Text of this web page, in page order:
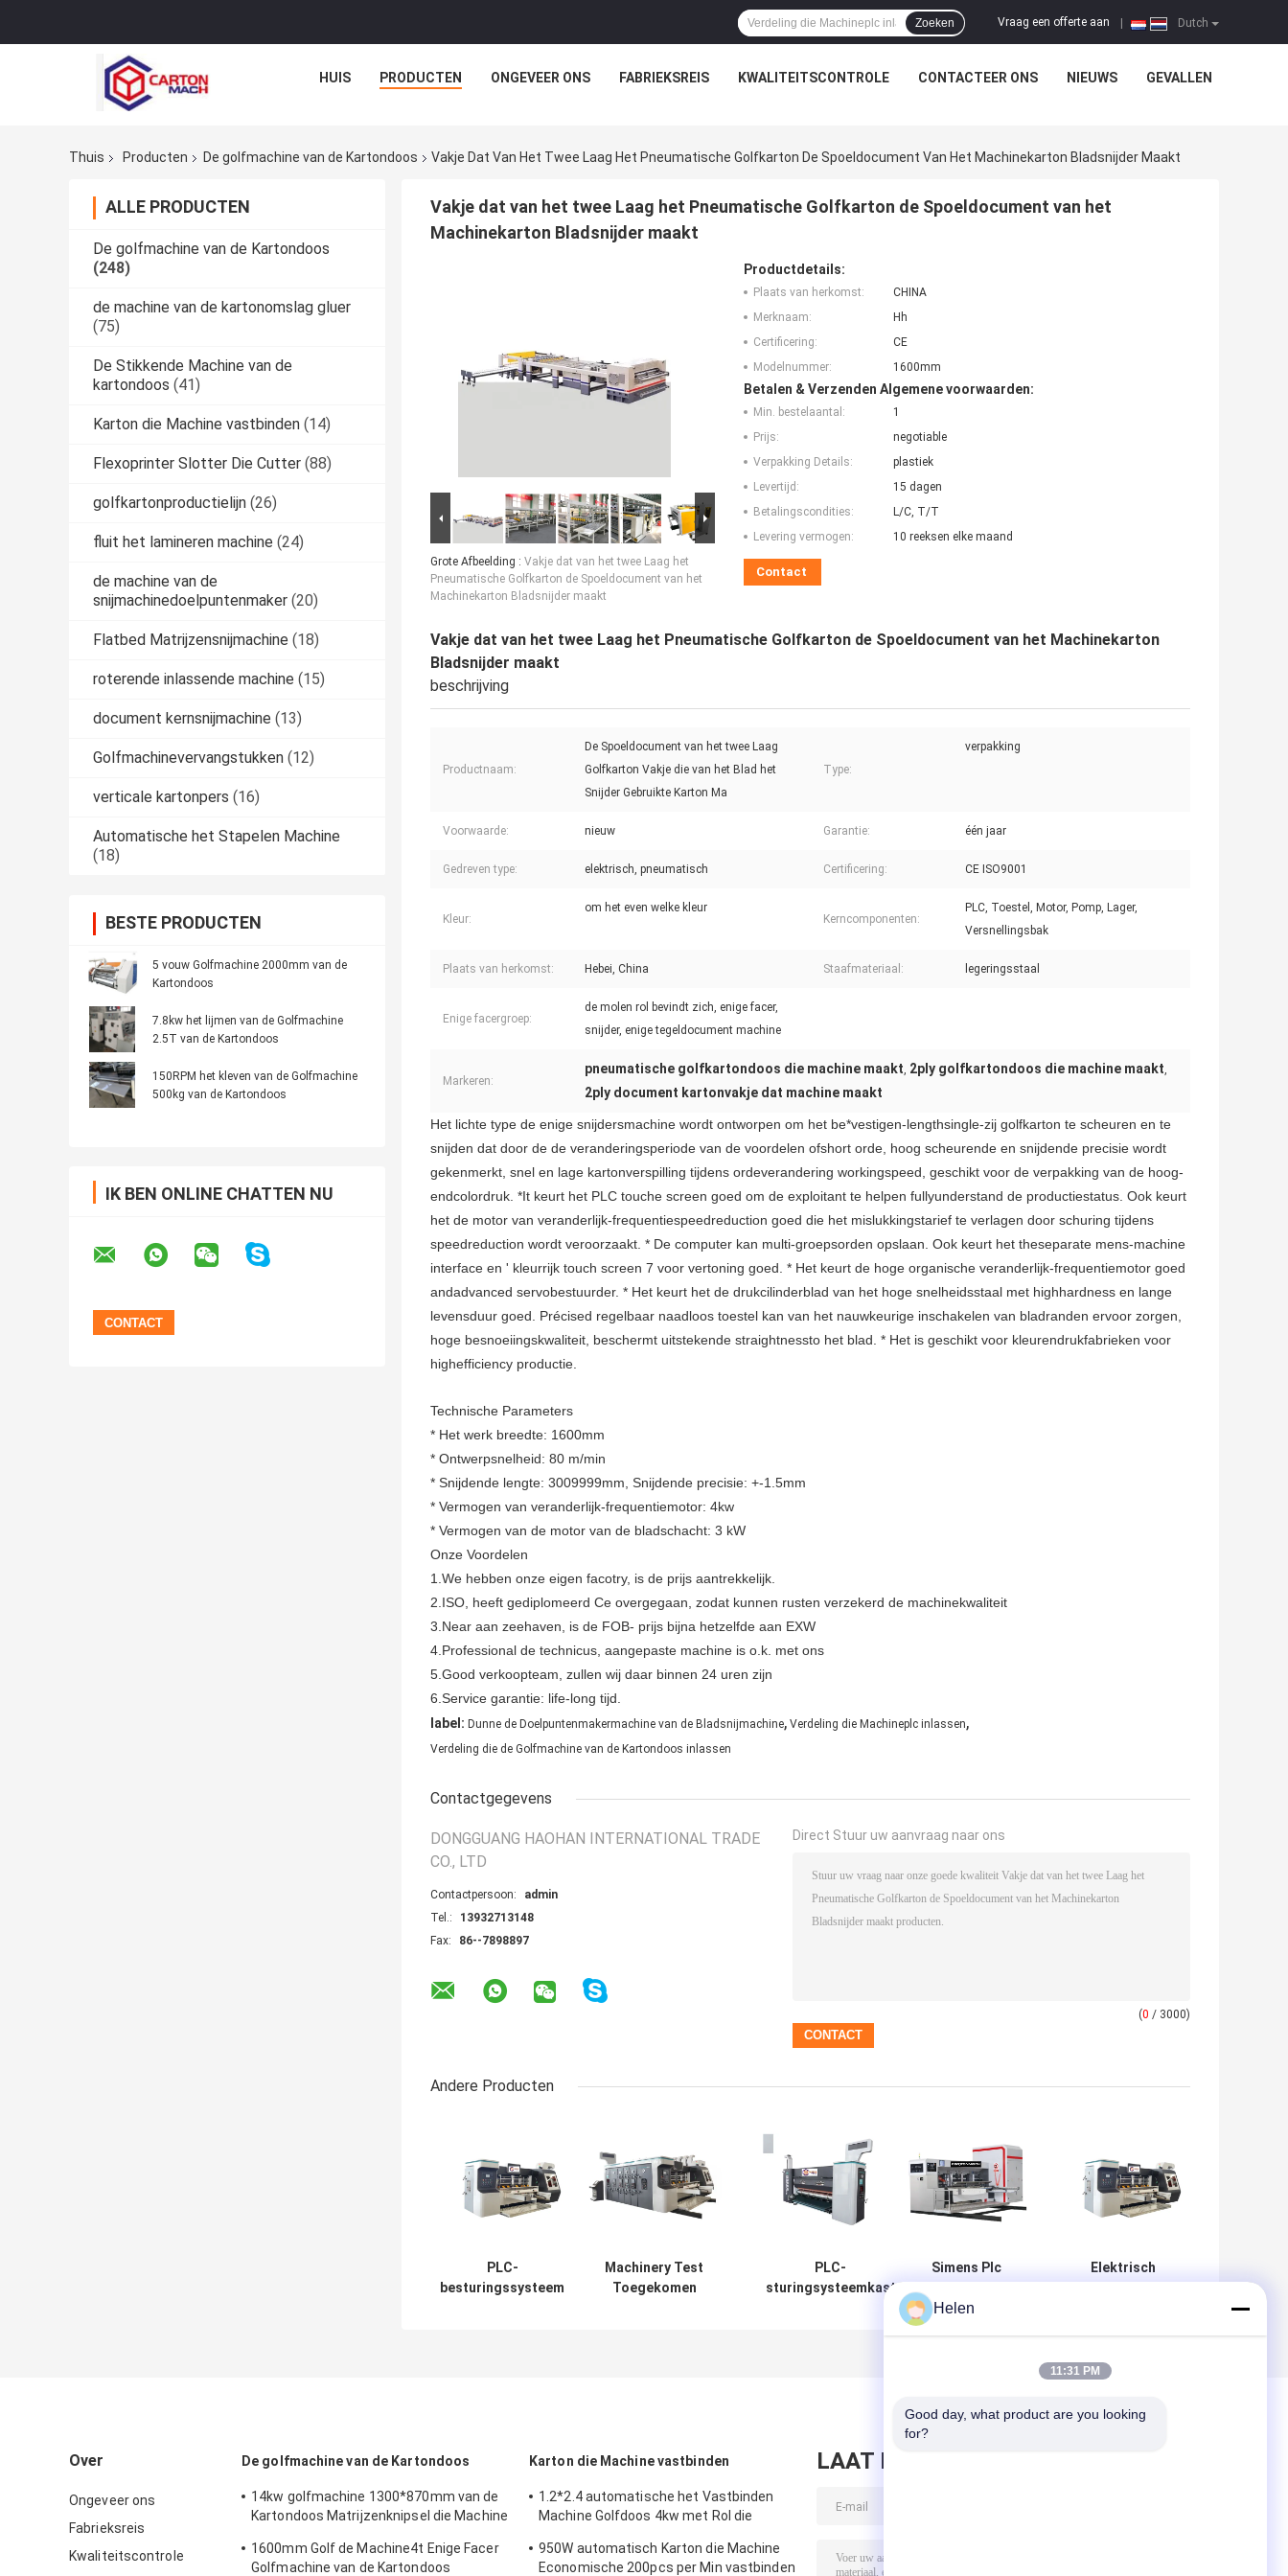
Dutch
Vraag een offerte aan
Zoeken
HUIS PRODUCTEN ONGEVEER ONS FABRIEKSREIS KWALITEITSCONTROLE CONTACTEER ONS NIEUWS GEVALLEN
Thuis Producten De golfmachine van de Kartondoos Vakje Dat Van Het Twee Laag Het Pneumatische Golfkarton De Spoeldocument Van Het Machinekarton Bladsnijder Maakt
ALLE PRODUCTEN
De golfmachine van de Kartondoos
(248)
de machine van de kartonomslag gluer
(75)
De Stikkende Machine van de
kartondoos (41)
Karton die Machine vastbinden (14)
Flexoprinter Slotter Die Cutter (88)
golfkartonproductielijn (26)
fluit het lamineren machine (24)
de machine van de
snijmachinedoelpuntenmaker (20)
Flatbed Matrijzensnijmachine (18)
roterende inlassende machine (15)
document kernsnijmachine (13)
Golfmachinevervangstukken (12)
verticale kartonpers (16)
Automatische het Stapelen Machine
(18)
BESTE PRODUCTEN
5 vouw Golfmachine 2000mm van de
Kartondoos
7.8kw het lijmen van de Golfmachine
2.5T van de Kartondoos
150RPM het kleven van de Golfmachine
500kg van de Kartondoos
IK BEN ONLINE CHATTEN NU
Vakje dat van het twee Laag het Pneumatische Golfkarton de Spoeldocument van het
Machinekarton Bladsnijder maakt
Grote Afbeelding : Vakje dat van het twee Laag het
Pneumatische Golfkarton de Spoeldocument van het
Machinekarton Bladsnijder maakt
Productdetails:
Plaats van herkomst:
CHINA
Merknaam:
Hh
Certificering:
CE
Modelnummer:
1600mm
Betalen & Verzenden Algemene voorwaarden:
Min. bestelaantal:
1
Prijs:
negotiable
Verpakking Details:
plastiek
Levertijd:
15 dagen
Betalingscondities:
L/C, T/T
Levering vermogen:
10 reeksen elke maand
Contact
Vakje dat van het twee Laag het Pneumatische Golfkarton de Spoeldocument van het Machinekarton
Bladsnijder maakt
beschrijving
Productnaam:
De Spoeldocument van het twee Laag
Golfkarton Vakje die van het Blad het
Snijder Gebruikte Karton Ma
Type:
verpakking
Voorwaarde: nieuw Garantie: één jaar
Gedreven type: elektrisch, pneumatisch Certificering: CE ISO9001
Kleur:
om het even welke kleur
Kerncomponenten:
PLC, Toestel, Motor, Pomp, Lager,
Versnellingsbak
Plaats van herkomst: Hebei, China Staafmateriaal: legeringsstaal
Enige facergroep:
de molen rol bevindt zich, enige facer,
snijder, enige tegeldocument machine
Markeren:
pneumatische golfkartondoos die machine maakt, 2ply golfkartondoos die machine maakt,
2ply document kartonvakje dat machine maakt
Het lichte type de enige snijdersmachine wordt ontworpen om het be*vestigen-lengthsingle-zij golfkarton te scheuren en te
snijden dat door de de veranderingsperiode van de voordelen ofshort orde, hoog scheurende en snijdende precisie wordt
gekenmerkt, snel en lage kartonverspilling tijdens ordeverandering workingspeed, geschikt voor de verpakking van de hoog-
endcolordruk. *It keurt het PLC touche screen goed om de exploitant te helpen fullyunderstand de productiestatus. Ook keurt
het de motor van veranderlijk-frequentiespeedreduction goed die het mislukkingstarief te verlagen door schuring tijdens
speedreduction wordt veroorzaakt. * De computer kan multi-groepsorden opslaan. Ook keurt het theseparate mens-machine
interface en ' kleurrijk touch screen 7 voor vertoning goed. * Het keurt de hoge organische veranderlijk-frequentiemotor goed
andadvanced servobestuurder. * Het keurt het de drukcilinderblad van het hoge snelheidsstaal met highhardness en lange
levensduur goed. Précised regelbaar naadloos toestel kan van het nauwkeurige inschakelen van bladranden ervoor zorgen,
hoge besnoeiingskwaliteit, beschermt uitstekende straightnessto het blad. * Het is geschikt voor kleurendrukfabrieken voor
highefficiency productie.
Technische Parameters
* Het werk breedte: 1600mm
* Ontwerpsnelheid: 80 m/min
* Snijdende lengte: 3009999mm, Snijdende precisie: +-1.5mm
* Vermogen van veranderlijk-frequentiemotor: 4kw
* Vermogen van de motor van de bladschacht: 3 kW
Onze Voordelen
1.We hebben onze eigen facotry, is de prijs aantrekkelijk.
2.ISO, heeft gediplomeerd Ce overgegaan, zodat kunnen rusten verzekerd de machinekwaliteit
3.Near aan zeehaven, is de FOB- prijs bijna hetzelfde aan EXW
4.Professional de technicus, aangepaste machine is o.k. met ons
5.Good verkoopteam, zullen wij daar binnen 24 uren zijn
6.Service garantie: life-long tijd.
label: Dunne de Doelpuntenmakermachine van de Bladsnijmachine, Verdeling die Machineplc inlassen,
Verdeling die de Golfmachine van de Kartondoos inlassen
Contactgegevens
DONGGUANG HAOHAN INTERNATIONAL TRADE
CO., LTD
Contactpersoon:
admin
Tel.:
13932713148
Fax:
86--7898897
Direct Stuur uw aanvraag naar ons
(0 / 3000)
Andere Producten
PLC-
besturingssysteem
Machinery Test
Toegekomen
PLC-
sturingsysteemkast
golfkartonverpakkingen
Simens Plc
gegolfde
kartonnen doos
Elektrisch
met gegolfde
Over
Ongeveer ons
Fabrieksreis
Kwaliteitscontrole
De golfmachine van de Kartondoos
14kw golfmachine 1300*870mm van de
Kartondoos Matrijzenknipsel die Machine
1600mm Golf de Machine4t Enige Facer
Golfmachine van de Kartondoos
Karton die Machine vastbinden
1.2*2.4 automatische het Vastbinden
Machine Golfdoos 4kw met Rol die
950W automatisch Karton die Machine
Economische 200pcs per Min vastbinden
LAAT BERICHT ACHTER
Helen
11:31 PM
Good day, what product are you looking
for?